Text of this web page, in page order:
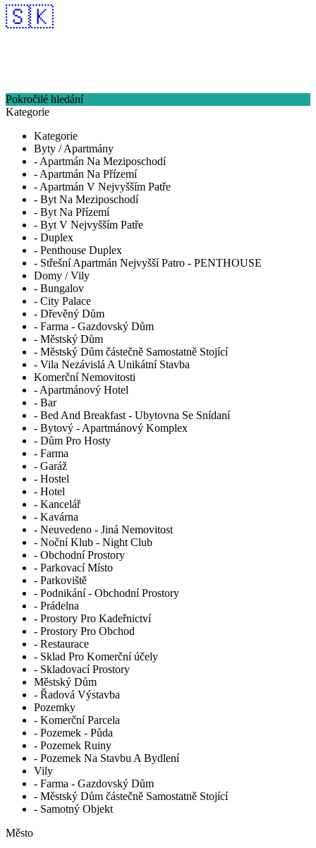
🇸🇰
Pokročilé hledání
Kategorie
Kategorie
Byty / Apartmány
- Apartmán Na Meziposchodí
- Apartmán Na Přízemí
- Apartmán V Nejvyšším Patře
- Byt Na Meziposchodí
- Byt Na Přízemí
- Byt V Nejvyšším Patře
- Duplex
- Penthouse Duplex
- Střešní Apartmán Nejvyšší Patro - PENTHOUSE
Domy / Vily
- Bungalov
- City Palace
- Dřevěný Dům
- Farma - Gazdovský Dům
- Městský Dům
- Městský Dům částečně Samostatně Stojící
- Vila Nezávislá A Unikátní Stavba
Komerční Nemovitosti
- Apartmánový Hotel
- Bar
- Bed And Breakfast - Ubytovna Se Snídaní
- Bytový - Apartmánový Komplex
- Dům Pro Hosty
- Farma
- Garáž
- Hostel
- Hotel
- Kancelář
- Kavárna
- Neuvedeno - Jiná Nemovitost
- Noční Klub - Night Club
- Obchodní Prostory
- Parkovací Místo
- Parkoviště
- Podnikání - Obchodní Prostory
- Prádelna
- Prostory Pro Kadeřnictví
- Prostory Pro Obchod
- Restaurace
- Sklad Pro Komerční účely
- Skladovací Prostory
Městský Dům
- Řadová Výstavba
Pozemky
- Komerční Parcela
- Pozemek - Půda
- Pozemek Ruiny
- Pozemek Na Stavbu A Bydlení
Vily
- Farma - Gazdovský Dům
- Městský Dům částečně Samostatně Stojící
- Samotný Objekt
Město